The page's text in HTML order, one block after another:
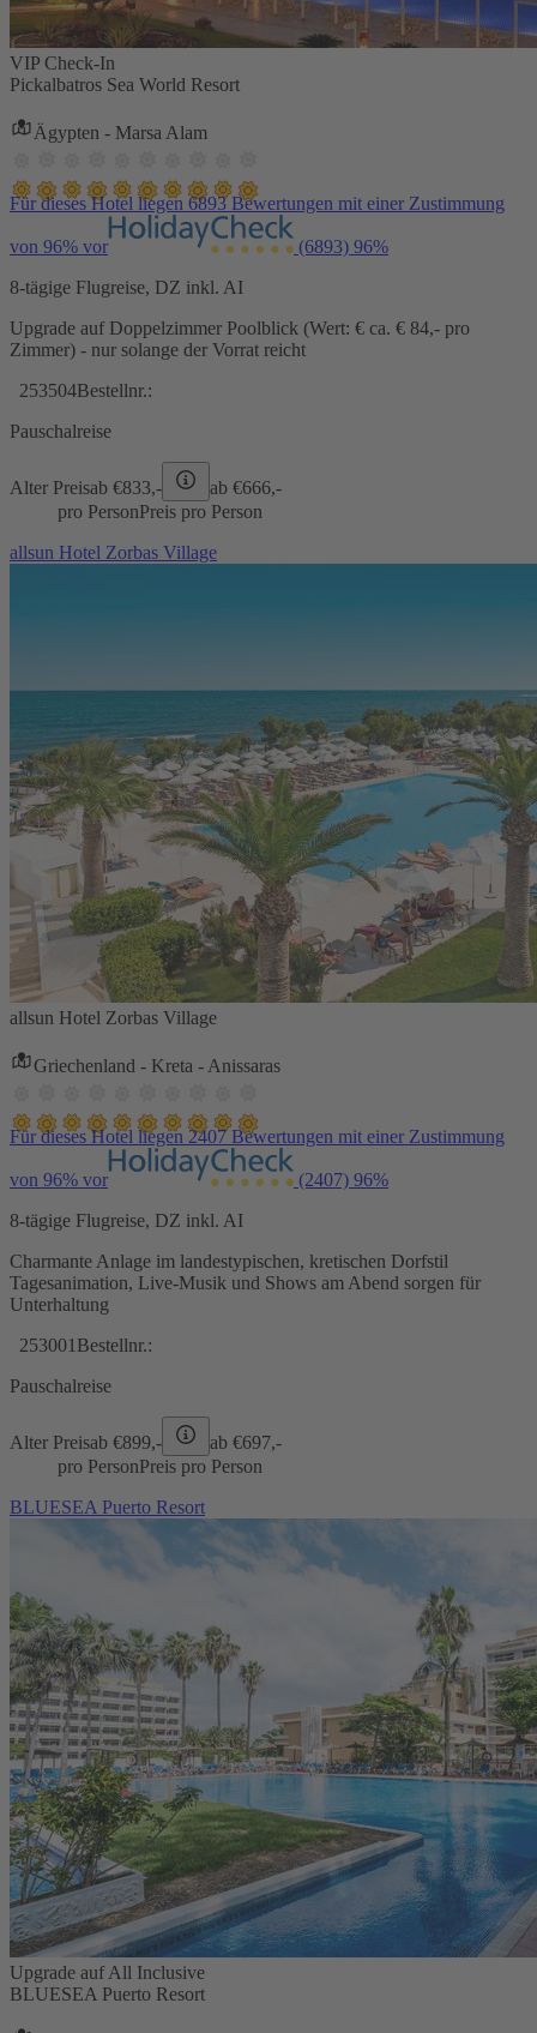
VIP Check-In
Pickalbatros Sea World Resort
Ägypten - Marsa Alam
Für dieses Hotel liegen 6893 Bewertungen mit einer Zustimmung
von 96% vor (6893) 96%
8-tägige Flugreise, DZ inkl. AI
Upgrade auf Doppelzimmer Poolblick (Wert: € ca. € 84,- pro
Zimmer) - nur solange der Vorrat reicht
253504Bestellnr.:
Pauschalreise
Alter Preisab €833,- ab €666,-
pro PersonPreis pro Person
allsun Hotel Zorbas Village
allsun Hotel Zorbas Village
Griechenland - Kreta - Anissaras
Für dieses Hotel liegen 2407 Bewertungen mit einer Zustimmung
von 96% vor (2407) 96%
8-tägige Flugreise, DZ inkl. AI
Charmante Anlage im landestypischen, kretischen Dorfstil
Tagesanimation, Live-Musik und Shows am Abend sorgen für
Unterhaltung
253001 Bestellnr.:
Pauschalreise
Alter Preisab €899,- ab €697,-
pro PersonPreis pro Person
BLUESEA Puerto Resort
Upgrade auf All Inclusive
BLUESEA Puerto Resort